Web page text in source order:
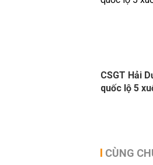
CSGT Hải
quốc lộ 5
CÙNG